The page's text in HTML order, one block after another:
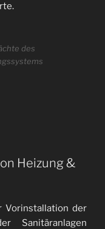
des
Heizung &
Vorinstallation der
Sanitäranlagen